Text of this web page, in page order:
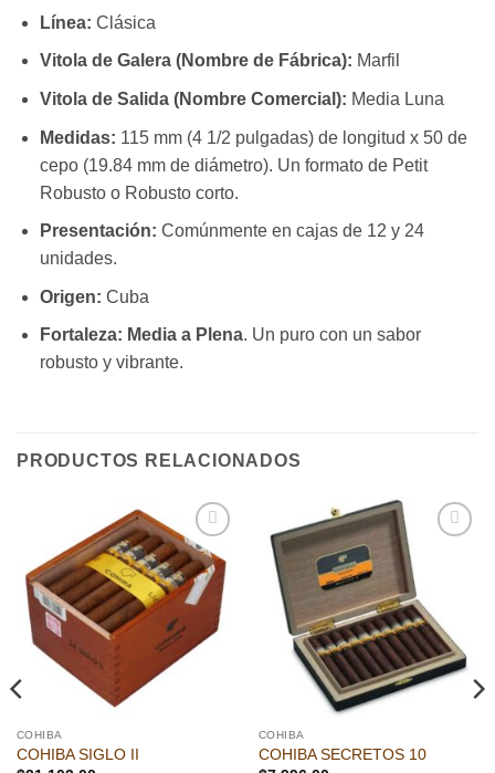
Línea: Clásica
Vitola de Galera (Nombre de Fábrica): Marfil
Vitola de Salida (Nombre Comercial): Media Luna
Medidas: 115 mm (4 1/2 pulgadas) de longitud x 50 de
cepo (19.84 mm de diámetro). Un formato de Petit
Robusto o Robusto corto.
Presentación: Comúnmente en cajas de 12 y 24
unidades.
Origen: Cuba
Fortaleza: Media a Plena. Un puro con un sabor
robusto y vibrante.
PRODUCTOS RELACIONADOS
Añadir
a la
lista de
deseos
COHIBA
COHIBA SIGLO II
COHIBA
COHIBA SECRETOS 10